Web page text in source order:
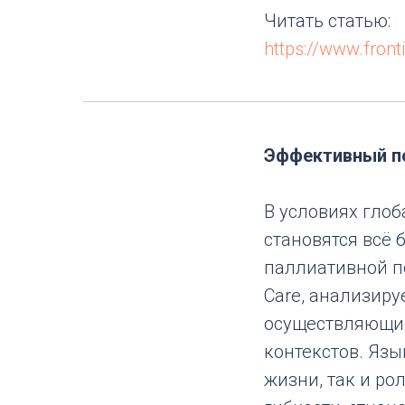
Читать статью:
https://
Эффективный
В условиях
становятся
паллиативной
Care,
контекстов.
жизни, так и